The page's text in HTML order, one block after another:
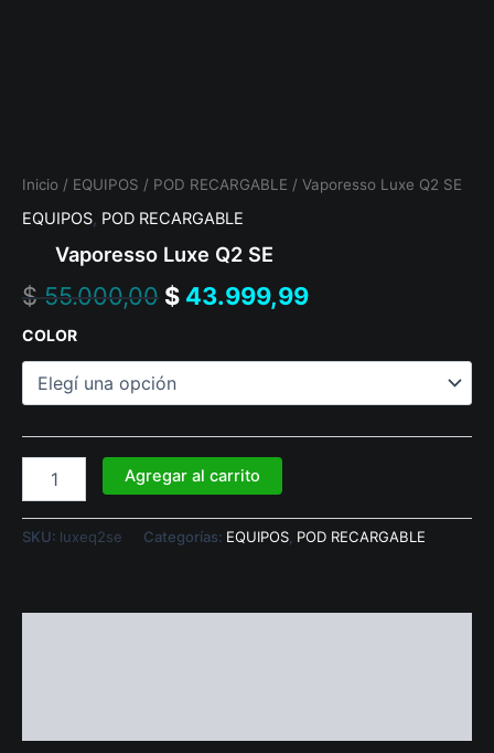
Inicio / EQUIPOS / POD RECARGABLE / Vaporesso Luxe Q2 SE
EQUIPOS, POD RECARGABLE
Vaporesso Luxe Q2 SE
$55.000,00 $ 43.999,99
COLOR
Agregar al carrito
SKU: luxeq2se Categorías: EQUIPOS POD RECARGABLE